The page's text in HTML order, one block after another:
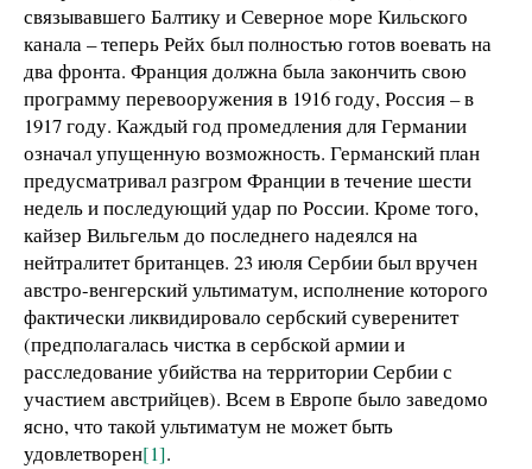
связывавшего Балтику и Северное море Кильского
канала – теперь Рейх был полностью готов воевать на
два фронта. Франция должна была закончить свою
программу перевооружения в 1916 году, Россия – в
1917 году. Каждый год промедления для Германии
означал упущенную возможность. Германский план
предусматривал разгром Франции в течение шести
недель и последующий удар по России. Кроме того,
кайзер Вильгельм до последнего надеялся на
нейтралитет британцев. 23 июля Сербии был вручен
австро-венгерский ультиматум, исполнение которого
фактически ликвидировало сербский суверенитет
(предполагалась чистка в сербской армии и
расследование убийства на территории Сербии с
участием австрийцев). Всем в Европе было заведомо
ясно, что такой ультиматум не может быть
удовлетворен[1].